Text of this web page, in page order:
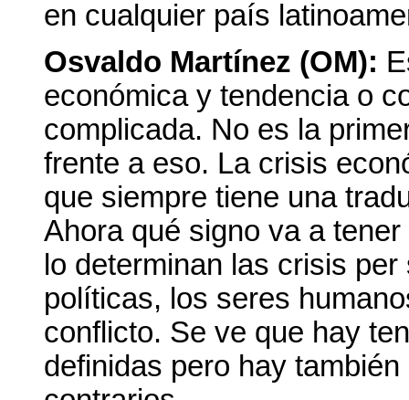
en cualquier país
Osvaldo Martínez (OM):
económica y tendencia o
complicada. No es la
frente a eso. La crisis
que siempre tiene una
Ahora qué signo va a
lo determinan las crisis
políticas, los seres
conflicto. Se ve que hay
definidas pero hay